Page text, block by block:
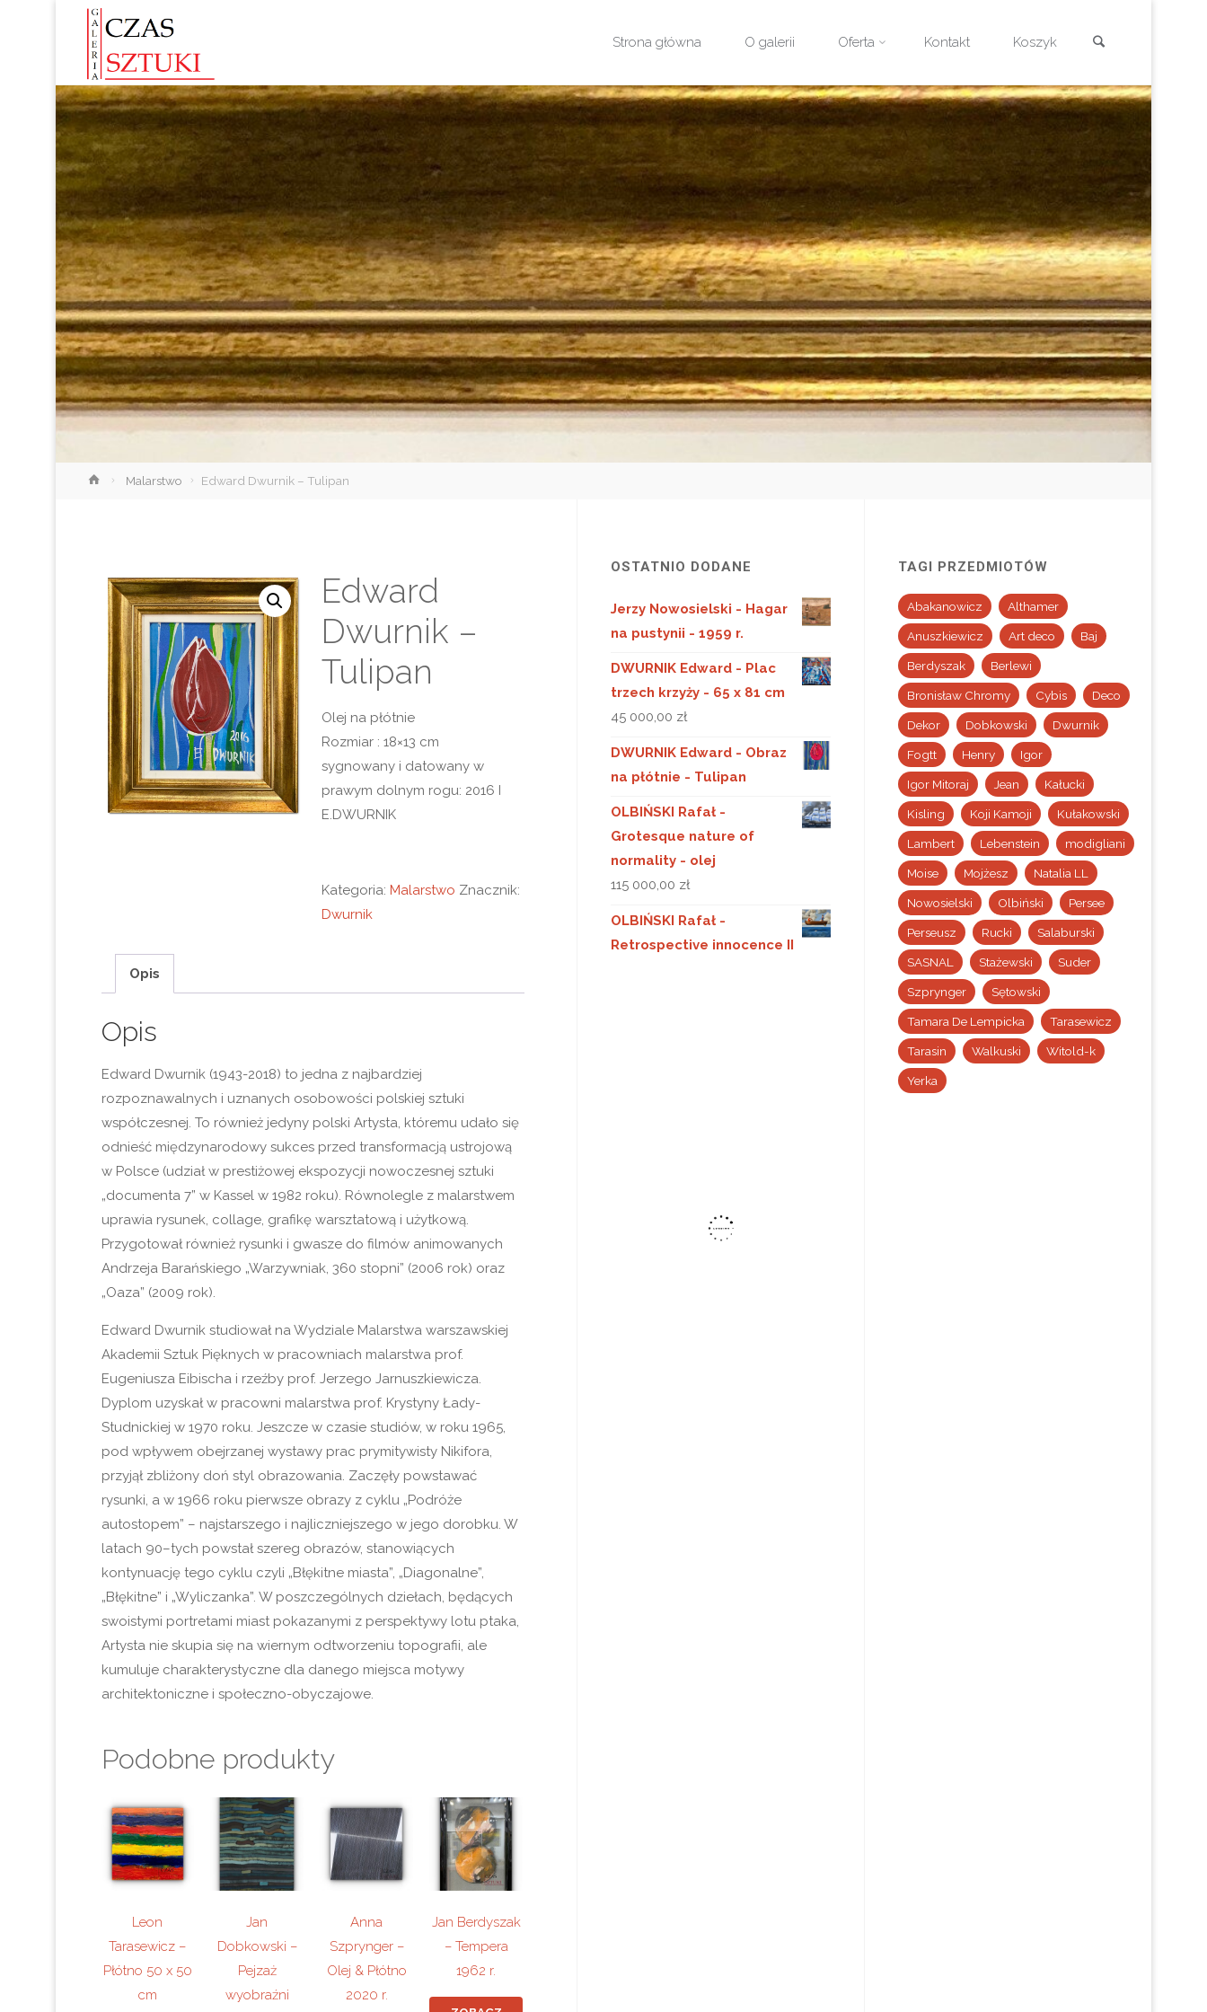
treści
Strona główna O galerii Oferta Kontakt Koszyk
StronaMalarstwo Edward Dwurnik – Tulipan
Edward
Dwurnik –
Tulipan
Olej na płótnie
Rozmiar : 18×13 cm
sygnowany i datowany w
prawym dolnym rogu: 2016 I
E.DWURNIK
Kategoria: Malarstwo Znacznik:
Dwurnik
Opis
Opis
Edward Dwurnik (1943-2018) to jedna z najbardziej
rozpoznawalnych i uznanych osobowości polskiej sztuki
współczesnej. To również jedyny polski Artysta, któremu udało się
odnieść międzynarodowy sukces przed transformacją ustrojową
w Polsce (udział w prestiżowej ekspozycji nowoczesnej sztuki
„documenta 7” w Kassel w 1982 roku). Równolegle z malarstwem
uprawia rysunek, collage, grafikę warsztatową i użytkową.
Przygotował również rysunki i gwasze do filmów animowanych
Andrzeja Barańskiego „Warzywniak, 360 stopni” (2006 rok) oraz
„Oaza” (2009 rok).
Edward Dwurnik studiował na Wydziale Malarstwa warszawskiej
Akademii Sztuk Pięknych w pracowniach malarstwa prof.
Eugeniusza Eibischa i rzeźby prof. Jerzego Jarnuszkiewicza.
Dyplom uzyskał w pracowni malarstwa prof. Krystyny Łady-
Studnickiej w 1970 roku. Jeszcze w czasie studiów, w roku 1965,
pod wpływem obejrzanej wystawy prac prymitywisty Nikifora,
przyjął zbliżony doń styl obrazowania. Zaczęły powstawać
rysunki, a w 1966 roku pierwsze obrazy z cyklu „Podróże
autostopem” – najstarszego i najliczniejszego w jego dorobku. W
latach 90–tych powstał szereg obrazów, stanowiących
kontynuację tego cyklu czyli „Błękitne miasta”, „Diagonalne”,
„Błękitne” i „Wyliczanka”. W poszczególnych dziełach, będących
swoistymi portretami miast pokazanymi z perspektywy lotu ptaka,
Artysta nie skupia się na wiernym odtworzeniu topografii, ale
kumuluje charakterystyczne dla danego miejsca motywy
architektoniczne i społeczno-obyczajowe.
Podobne produkty
Leon
Tarasewicz –
Płótno 50 x 50
cm
Jan
Dobkowski –
Pejzaż
wyobraźni
Anna
Szprynger –
Olej & Płótno
2020 r.
Jan Berdyszak
– Tempera
1962 r.
OSTATNIO DODANE
Jerzy Nowosielski - Hagar
na pustynii - 1959 r.
DWURNIK Edward - Plac
trzech krzyży - 65 x 81 cm
45 000,00 zł
DWURNIK Edward - Obraz
na płótnie - Tulipan
OLBIŃSKI Rafał -
Grotesque nature of
normality - olej
115 000,00 zł
OLBIŃSKI Rafał -
Retrospective innocence II
TAGI PRZEDMIOTÓW
Abakanowicz Althamer
Anuszkiewicz Art deco Baj
Berdyszak Berlewi
Bronisław Chromy Cybis Deco
Dekor Dobkowski Dwurnik
Fogtt Henry Igor
Igor Mitoraj Jean Kałucki
Kisling Koji Kamoji Kułakowski
Lambert Lebenstein modigliani
Moise Mojżesz Natalia LL
Nowosielski Olbiński Persee
Perseusz Rucki Salaburski
SASNAL Stażewski Suder
Szprynger Sętowski
Tamara De Lempicka Tarasewicz
Tarasin Walkuski Witold-k
Yerka